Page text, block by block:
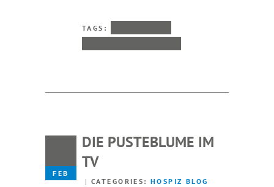
TAGS:
FEB
DIE PUSTEBLUME IM
TV
CATEGORIES:HOSPIZ BLOG